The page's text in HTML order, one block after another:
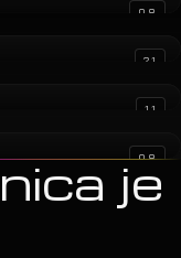
08
21
11
08
je